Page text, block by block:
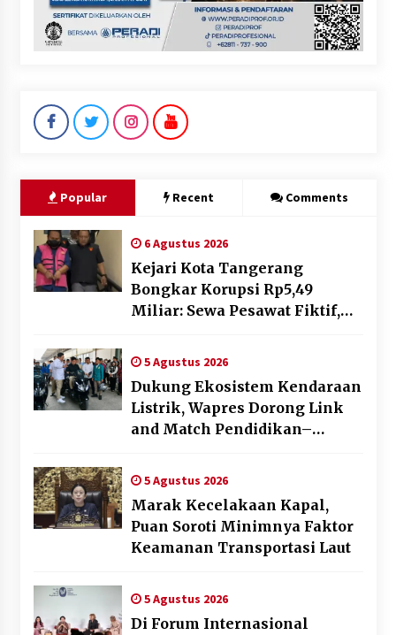
Popular Recent Comments
6 Agustus 2026
Kejari Kota Tangerang
Bongkar Korupsi Rp5,49
Miliar: Sewa Pesawat Fiktif,
Ditahan
5 Agustus 2026
Dukung Ekosistem Kendaraan
Listrik, Wapres Dorong Link
and Match Pendidikan–
5 Agustus 2026
Marak Kecelakaan Kapal,
Puan Soroti Minimnya Faktor
Keamanan Transportasi Laut
5 Agustus 2026
Di Forum Internasional